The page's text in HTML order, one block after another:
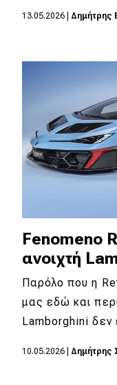
Τεχνολογία
Mobility
Σταθμοί
Classic
DRIVE Away
MOTO
13.05.2026 Δημήτρης
Fenomeno
ανοιχτή
Παρόλο που η
μας εδώ και
Lamborghini δεν
10.05.2026 Δημήτρης